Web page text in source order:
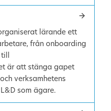
lärande ett
från onboarding
är att stänga gapet
verksamhetens
som ägare.